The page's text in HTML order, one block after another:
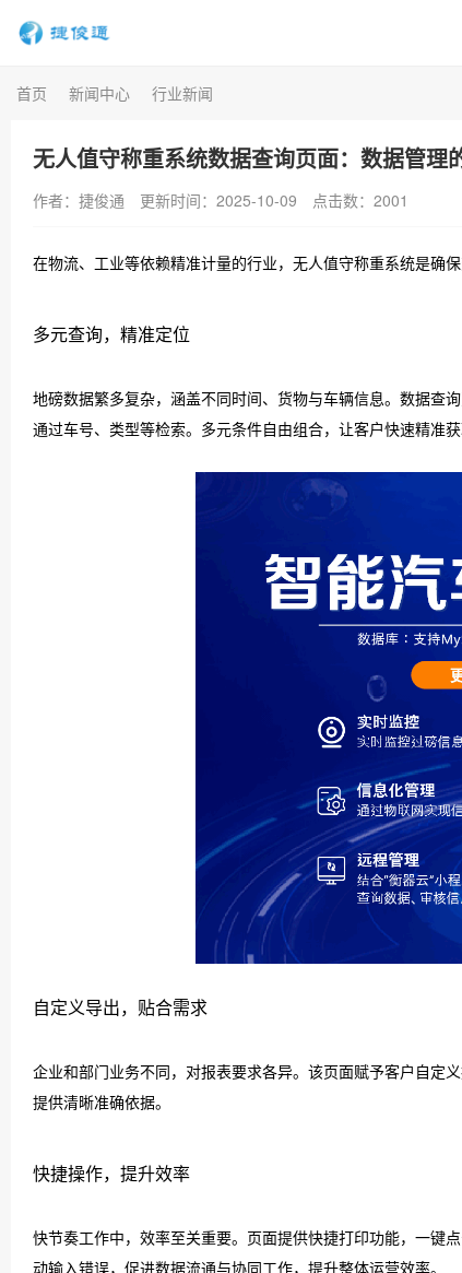
首页 新闻中心 行业新闻
无人值守称重系统数据查询页面：数据管理
作者：捷俊通 更新时间：2025-10-09 点击数： 2001
在物流、工业等依赖精准计量的行业，无人值守称重系统是确
多元查询，精准定位
地磅数据繁多复杂，涵盖不同时间、货物与车辆信息。数据查
通过车号、类型等检索。多元条件自由组合，让客户快速精准
自定义导出，贴合需求
企业和部门业务不同，对报表要求各异。该页面赋予客户自定
提供清晰准确依据。
快捷操作，提升效率
快节奏工作中，效率至关重要。页面提供快捷打印功能，一键
动输入错误，促进数据流通与协同工作，提升整体运营效率。